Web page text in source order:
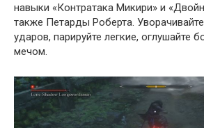
навыки «Контратака Микири» и
также Петарды Роберта.
ударов, парируйте легкие, оглушайте
мечом.